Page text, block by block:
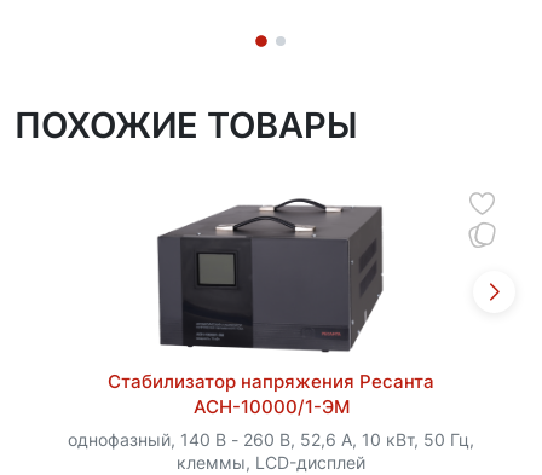
ПОХОЖИЕ ТОВАРЫ
Стабилизатор напряжения Ресанта
АСН-10000/1-ЭМ
однофазный, 140 В - 260 В, 52,6 А, 10 кВт, 50 Гц,
клеммы, LCD-дисплей